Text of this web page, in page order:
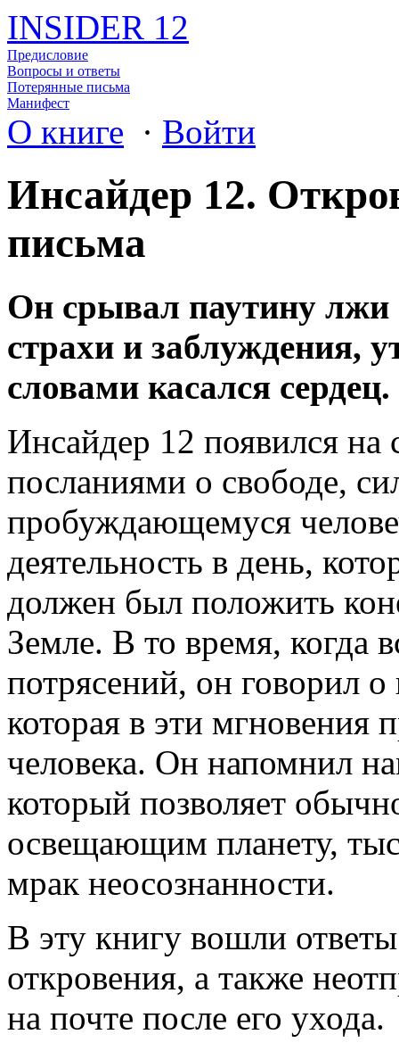
INSIDER 12
Предисловие
Вопросы и ответы
Потерянные письма
Манифест
О книге · Войти
Инсайдер 12.
письма
Он срывал паутину лжи
страхи и заблуждения,
словами касался сердец.
Инсайдер 12 появился на
посланиями о свободе,
пробуждающемуся
деятельность в день,
должен был положить
Земле. В то время, когда
потрясений, он говорил
которая в эти мгновения
человека. Он напомнил
который позволяет
освещающим планету,
мрак неосознанности.
В эту книгу вошли
откровения, а также
на почте после его ухода.